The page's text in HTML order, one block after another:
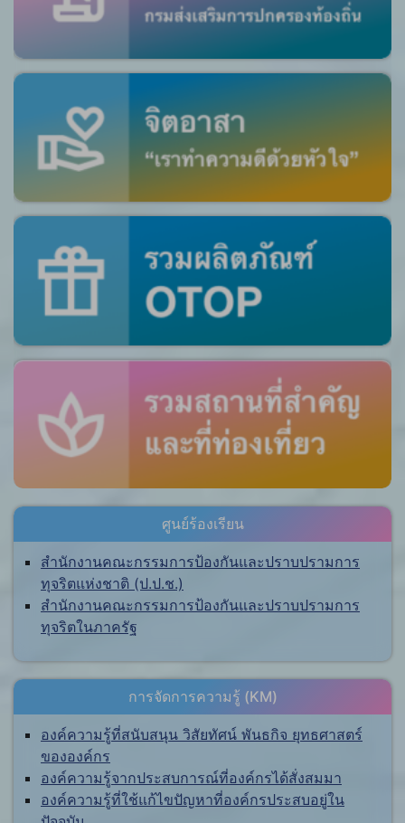
ศูนย์ร้องเรียน
สำนักงานคณะกรรมการป้องกันและปราบปรามการ
ทุจริตแห่งชาติ (ป.ป.ช.)
สำนักงานคณะกรรมการป้องกันและปราบปรามการ
ทุจริตในภาครัฐ
การจัดการความรู้ (KM)
องค์ความรู้ที่สนับสนุน วิสัยทัศน์ พันธกิจ ยุทธศาสตร์
ขององค์กร
องค์ความรู้จากประสบการณ์ที่องค์กรได้สั่งสมมา
องค์ความรู้ที่ใช้แก้ไขปัญหาที่องค์กรประสบอยู่ใน